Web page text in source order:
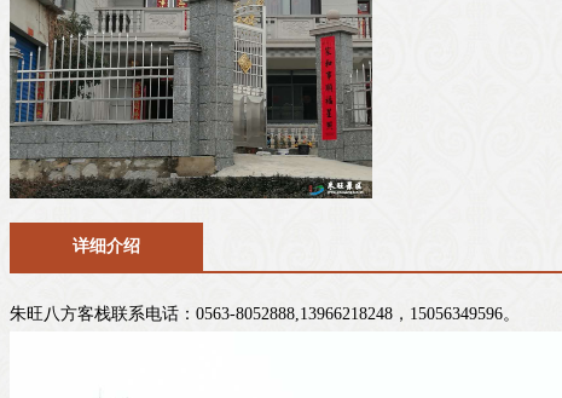
详细介绍
朱旺八方客栈联系电话：0563-8052888,13966218248，15056349596。